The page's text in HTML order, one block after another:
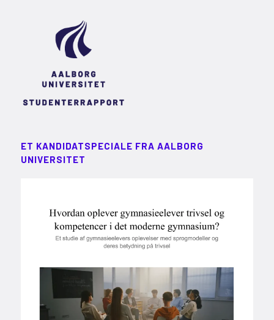
ET KANDIDATSPECIALE FRA AALBORG
UNIVERSITET